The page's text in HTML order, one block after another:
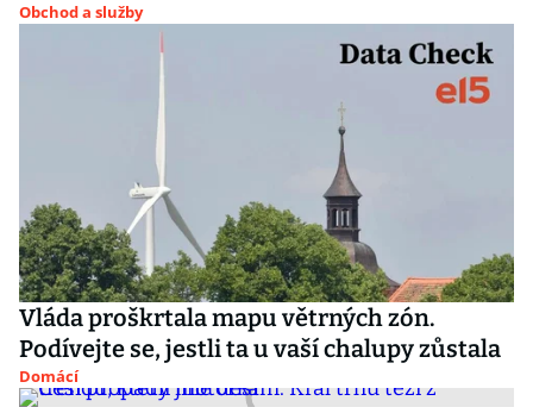
Obchod a služby
Vláda proškrtala mapu větrných zón.
Podívejte se, jestli ta u vaší chalupy zůstala
Domácí